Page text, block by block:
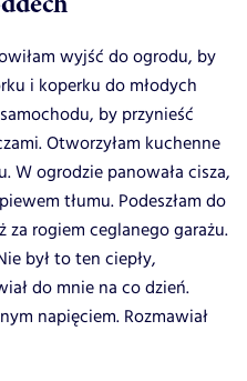
wyjść do ogrodu, by
i koperku do młodych
by przynieść
Otworzyłam kuchenne
W ogrodzie panowała cisza,
tłumu. Podeszłam do
rogiem ceglanego garażu.
był to ten ciepły,
do mnie na co dzień.
napięciem. Rozmawiał